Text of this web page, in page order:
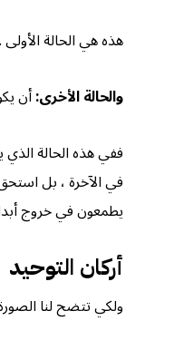
هذه هي الحالة الأولى .
والحالة الأخرى:أن
ففي هذه الحالة
في الآخرة ، بل
يطمعون في خروج
أركان التوحيد
ولكي تتضح لنا